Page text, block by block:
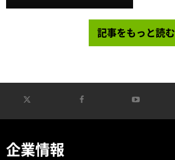
記事をもっと読む
企業情報